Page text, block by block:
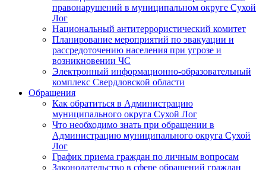
правонарушений в муниципальном округе Сухой
Лог
Национальный антитеррористический комитет
Планирование мероприятий по эвакуации и
рассредоточению населения при угрозе и
возникновении ЧС
Электронный информационно-образовательный
комплекс Свердловской области
Обращения
Как обратиться в Администрацию
муниципального округа Сухой Лог
Что необходимо знать при обращении в
Администрацию муниципального округа Сухой
Лог
График приема граждан по личным вопросам
Законодательство в сфере обращений граждан